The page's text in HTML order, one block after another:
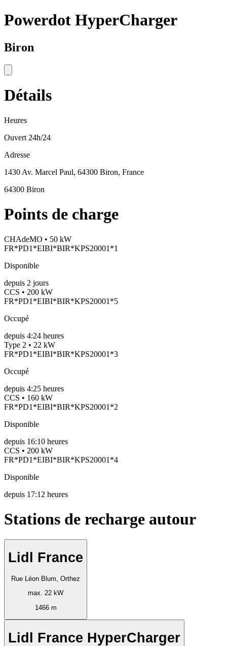
Powerdot HyperCharger
Biron
Détails
Heures
Ouvert 24h/24
Adresse
1430 Av. Marcel Paul, 64300 Biron, France
64300 Biron
Points de charge
CHAdeMO • 50 kW
FR*PD1*EIBI*BIR*KPS20001*1
Disponible
depuis 2 jours
CCS • 200 kW
FR*PD1*EIBI*BIR*KPS20001*5
Occupé
depuis 4:24 heures
Type 2 • 22 kW
FR*PD1*EIBI*BIR*KPS20001*3
Occupé
depuis 4:25 heures
CCS • 160 kW
FR*PD1*EIBI*BIR*KPS20001*2
Disponible
depuis 16:10 heures
CCS • 200 kW
FR*PD1*EIBI*BIR*KPS20001*4
Disponible
depuis 17:12 heures
Stations de recharge autour
Lidl France
Rue Léon Blum, Orthez
max. 22 kW
1466 m
Lidl France HyperCharger